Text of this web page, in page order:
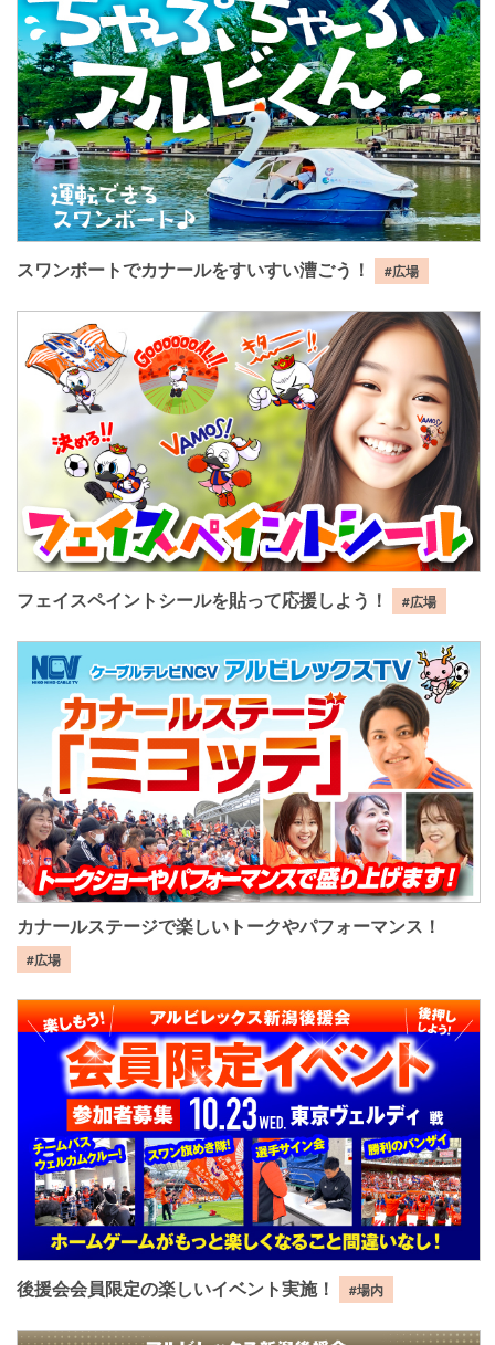
スワンボートでカナールをすいすい漕ごう！ #広場
フェイスペイントシールを貼って応援しよう！ #広場
カナールステージで楽しいトークやパフォーマンス！
#広場
後援会会員限定の楽しいイベント実施！ #場内